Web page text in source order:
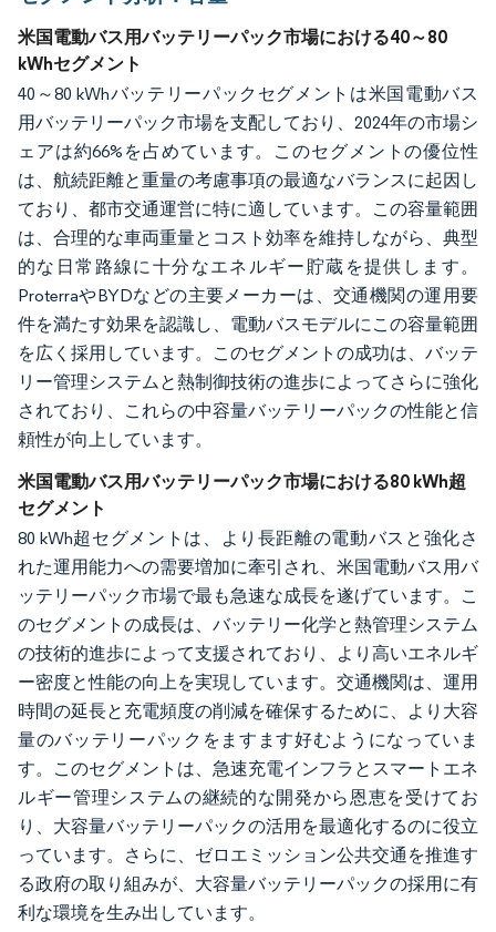
米国電動バス用バッテリーパック市場における40～80
kWhセグメント
40～80 kWhバッテリーパックセグメントは米国電動バス
用バッテリーパック市場を支配しており、2024年の市場シ
ェアは約66%を占めています。このセグメントの優位性
は、航続距離と重量の考慮事項の最適なバランスに起因し
ており、都市交通運営に特に適しています。この容量範囲
は、合理的な車両重量とコスト効率を維持しながら、典型
的な日常路線に十分なエネルギー貯蔵を提供します。
ProterraやBYDなどの主要メーカーは、交通機関の運用要
件を満たす効果を認識し、電動バスモデルにこの容量範囲
を広く採用しています。このセグメントの成功は、バッテ
リー管理システムと熱制御技術の進歩によってさらに強化
されており、これらの中容量バッテリーパックの性能と信
頼性が向上しています。
米国電動バス用バッテリーパック市場における80 kWh超
セグメント
80 kWh超セグメントは、より長距離の電動バスと強化さ
れた運用能力への需要増加に牽引され、米国電動バス用バ
ッテリーパック市場で最も急速な成長を遂げています。こ
のセグメントの成長は、バッテリー化学と熱管理システム
の技術的進歩によって支援されており、より高いエネルギ
ー密度と性能の向上を実現しています。交通機関は、運用
時間の延長と充電頻度の削減を確保するために、より大容
量のバッテリーパックをますます好むようになっていま
す。このセグメントは、急速充電インフラとスマートエネ
ルギー管理システムの継続的な開発から恩恵を受けてお
り、大容量バッテリーパックの活用を最適化するのに役立
っています。さらに、ゼロエミッション公共交通を推進す
る政府の取り組みが、大容量バッテリーパックの採用に有
利な環境を生み出しています。